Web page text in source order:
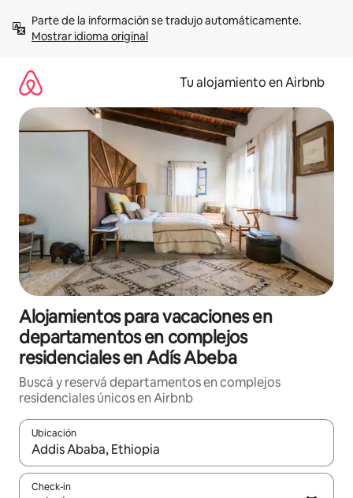
contenidoMostrar idioma original
Tu alojamiento en Airbnb
Alojamientos para vacaciones en
departamentos en complejos
residenciales en Adís Abeba
Buscá y reservá departamentos en complejos
residenciales únicos en Airbnb
Ubicación
Cuando los resultados estén disponibles, navegá con las
Check-in